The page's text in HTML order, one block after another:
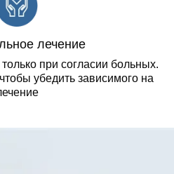
лечение
при согласии больных.
убедить зависимого на